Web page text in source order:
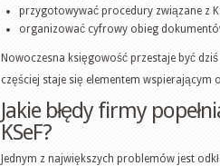
przygotowywać procedury związane z
organizować cyfrowy obieg
Nowoczesna księgowość przestaje być
częściej staje się elementem wspierającym
Jakie błędy firmy
KSeF?
Jednym z największych problemów jest